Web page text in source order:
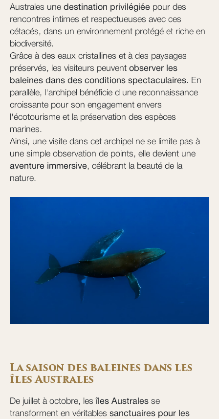
Australes une destination privilégiée pour des
rencontres intimes et respectueuses avec ces
cétacés, dans un environnement protégé et riche en
biodiversité.
Grâce à des eaux cristallines et à des paysages
préservés, les visiteurs peuvent observer les
baleines dans des conditions spectaculaires. En
parallèle, l'archipel bénéficie d'une reconnaissance
croissante pour son engagement envers
l'écotourisme et la préservation des espèces
marines.
Ainsi, une visite dans cet archipel ne se limite pas à
une simple observation de points, elle devient une
aventure immersive, célébrant la beauté de la
nature.
La saison des baleines dans les
îles Australes
De juillet à octobre, lesîles Australes se
transforment en véritables sanctuaires pour les